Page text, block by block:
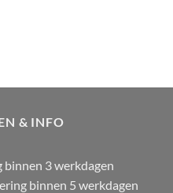
& INFO
binnen 3 werkdagen
binnen 5 werkdagen